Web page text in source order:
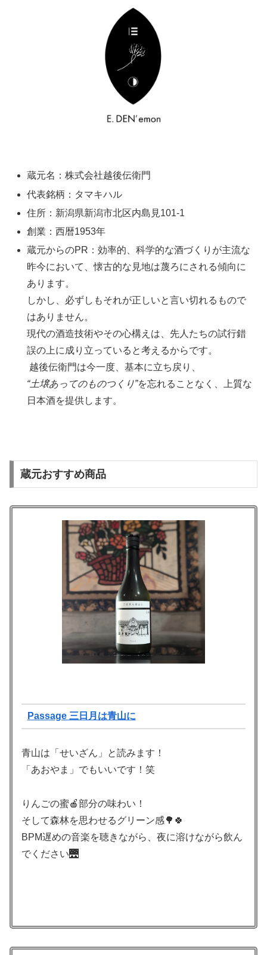
蔵元名：株式会社越後伝衛門
代表銘柄：タマキハル
住所：新潟県新潟市北区内島見101-1
創業：西暦1953年
蔵元からのPR：効率的、科学的な酒づくりが主流な
昨今において、懐古的な見地は蔑ろにされる傾向に
あります。
しかし、必ずしもそれが正しいと言い切れるもので
はありません。
現代の酒造技術やその心構えは、先人たちの試行錯
誤の上に成り立っていると考えるからです。
越後伝衛門は今一度、基本に立ち戻り、
“土壌あってのものつくり”を忘れることなく、上質な
日本酒を提供します。
蔵元おすすめ商品
Passage 三日月は青山に
青山は「せいざん」と読みます！
「あおやま」でもいいです！笑
りんごの蜜🍎部分の味わい！
そして森林を思わせるグリーン感🌳🍀
BPM遅めの音楽を聴きながら、夜に溶けながら飲ん
でください🌉